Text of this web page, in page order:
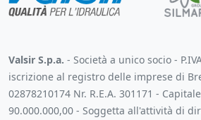
Valsir S.p.a. - Società a unico socio -
iscrizione al registro delle imprese di
02878210174 Nr. R.E.A. 301171 -
90.000.000,00 - Soggetta all'attività di